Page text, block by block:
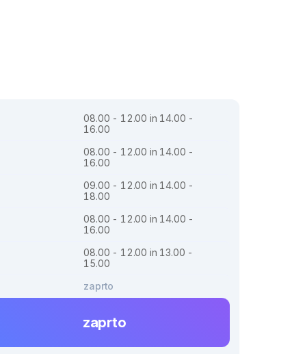
08.00 - 12.00 in 14.00 -
16.00
08.00 - 12.00 in 14.00 -
16.00
09.00 - 12.00 in 14.00 -
18.00
08.00 - 12.00 in 14.00 -
16.00
08.00 - 12.00 in 13.00 -
15.00
zaprto
zaprto